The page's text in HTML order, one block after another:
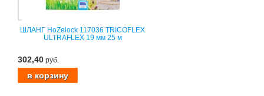
ШЛАНГ HoZelock 117036 TRICOFLEX
ULTRAFLEX 19 мм 25 м
302,40 руб.